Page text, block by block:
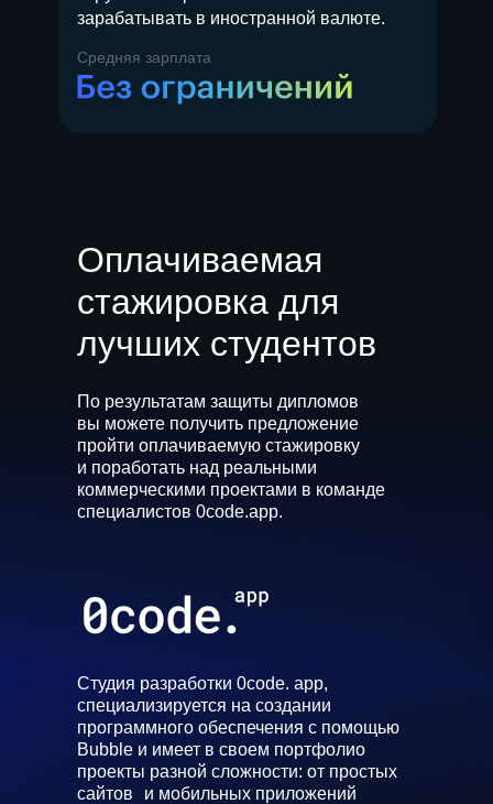
зарабатывать в иностранной валюте.
Средняя зарплата
Оплачиваемая
стажировка для
лучших студентов
По результатам защиты дипломов
вы можете получить предложение
пройти оплачиваемую стажировку
и поработать над реальными
коммерческими проектами в команде
специалистов 0code.app.
Cтудия разработки 0code. app,
специализируется на создании
программного обеспечения с помощью
Bubble и имеет в своем портфолио
проекты разной сложности: от простых
сайтов и мобильных приложений